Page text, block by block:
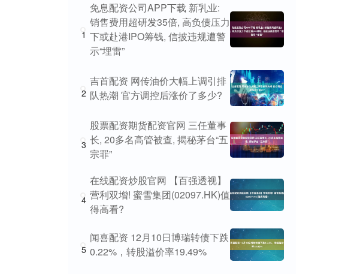
1
免息配资公司APP下载 新乳业:
销售费用超研发35倍, 高负债压力
下或赴港IPO筹钱, 信披违规遭警
示“埋雷”
2
吉首配资 网传油价大幅上调引排
队热潮 官方调控后涨价了多少?
3
股票配资期货配资官网 三任董事
长, 20多名高管被查, 揭秘茅台“五
宗罪”
4
在线配资炒股官网 【百强透视】
营利双增! 蜜雪集团(02097.HK)值
得高看?
5
闻喜配资 12月10日博瑞转债下跌
0.22%，转股溢价率19.49%